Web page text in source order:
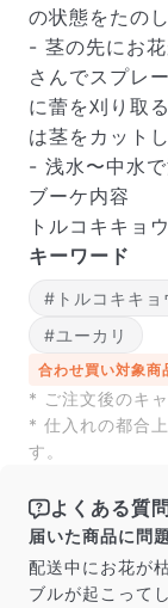
写真と同じ
商品ページに
品を撮影した
も色味やサイ
だけ写真のイ
の目でチェック
の状態をたのし
- 茎の先にお
さんでスプレ
に蕾を刈り取
は茎をカット
- 浅水〜中水で
ブーケ内容
トルコキキョ
キーワード
#トルコキキョ
#ユーカリ
合わせ買い対象商
* ご注文後のキ
* 仕入れの都合
す。
よくある質問
届いた商品に問
配送中にお花が
ブルが起こって